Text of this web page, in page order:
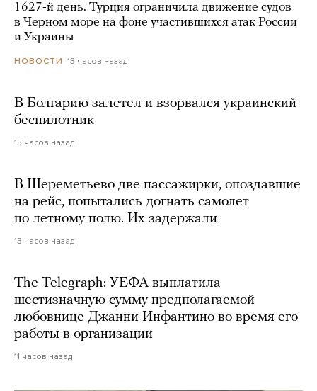
1627-й день. Турция ограничила движение судов
в Черном море на фоне участившихся атак России
и Украины
НОВОСТИ 13 часов назад
В Болгарию залетел и взорвался украинский
беспилотник
15 часов назад
В Шереметьево две пассажирки, опоздавшие
на рейс, попытались догнать самолет
по летному полю. Их задержали
13 часов назад
The Telegraph: УЕФА выплатила
шестизначную сумму предполагаемой
любовнице Джанни Инфантино во время его
работы в организации
11 часов назад